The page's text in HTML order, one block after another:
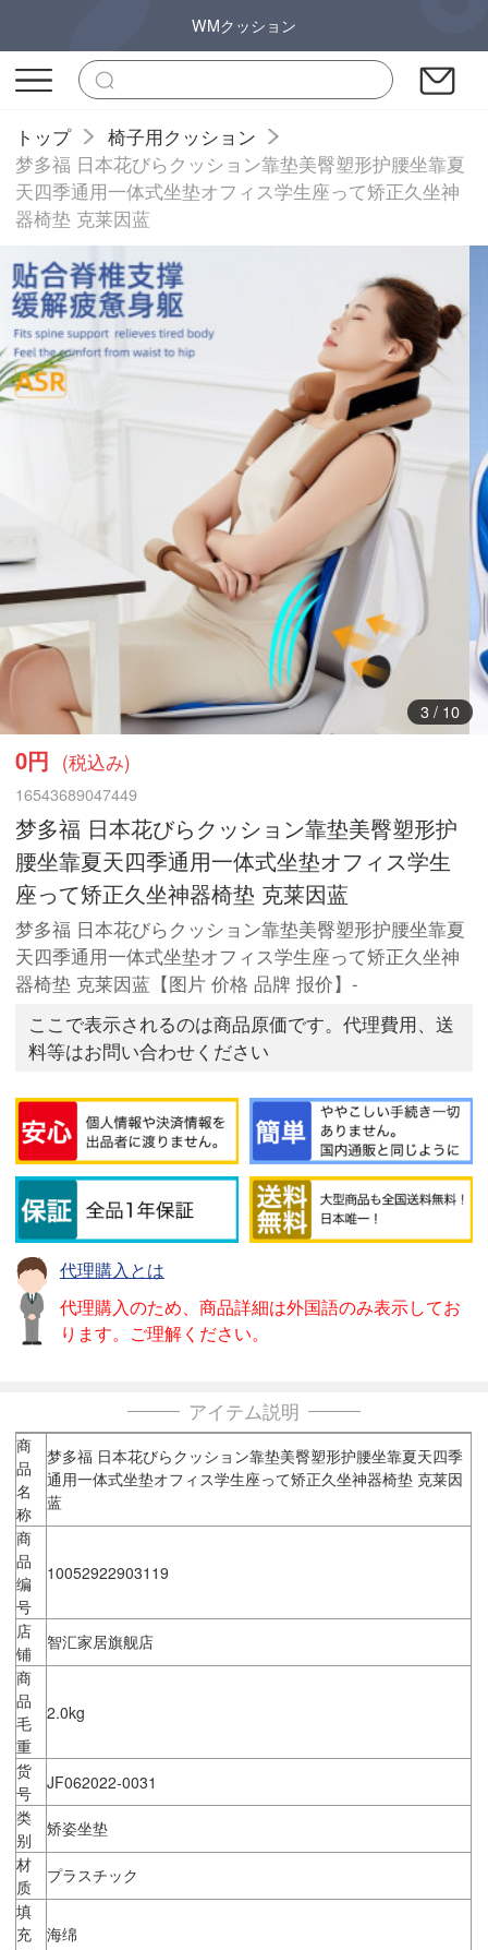
WMクッション
トップ
椅子用クッション
梦多福 日本花びらクッション靠垫美臀塑形护腰坐靠夏
天四季通用一体式坐垫オフィス学生座って矫正久坐神
器椅垫 克莱因蓝
3/ 10
0円 (税込み)
16543689047449
梦多福 日本花びらクッション靠垫美臀塑形护
腰坐靠夏天四季通用一体式坐垫オフィス学生
座って矫正久坐神器椅垫 克莱因蓝
梦多福 日本花びらクッション靠垫美臀塑形护腰坐靠夏
天四季通用一体式坐垫オフィス学生座って矫正久坐神
器椅垫 克莱因蓝【图片 价格 品牌 报价】-
ここで表示されるのは商品原価です。代理費用、送
料等はお問い合わせください
代理購入とは
代理購入のため、商品詳細は外国語のみ表示してお
ります。ご理解ください。
アイテム説明
商
品
名
称
梦多福 日本花びらクッション靠垫美臀塑形护腰坐靠夏天四季
通用一体式坐垫オフィス学生座って矫正久坐神器椅垫 克莱因
蓝
商
品
编
号
10052922903119
店
铺
智汇家居旗舰店
商
品
毛
重
2.0kg
货
号
JF062022-0031
类
别
矫姿坐垫
材
质
プラスチック
填
充
海绵